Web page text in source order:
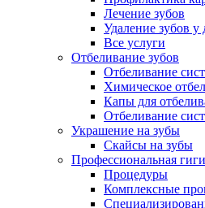
Лечение зубов
Удаление зубов у
Все услуги
Отбеливание зубов
Отбеливание
Химическое
Капы для
Отбеливание
Украшение на зубы
Скайсы на зубы
Профессиональная
Процедуры
Комплексные